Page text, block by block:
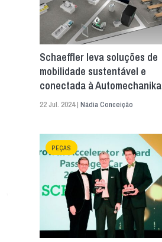
Schaeffler leva soluções de
mobilidade sustentável e
conectada à Automechanika
22 Jul. 2024 |Nádia Conceição
PEÇAS